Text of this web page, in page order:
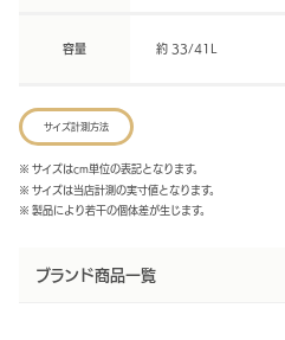
容量 約 33/41L
サイズ計測方法
※ サイズはcm単位の表記となります。
※ サイズは当店計測の実寸値となります。
※ 製品により若干の個体差が生じます。
ブランド商品一覧